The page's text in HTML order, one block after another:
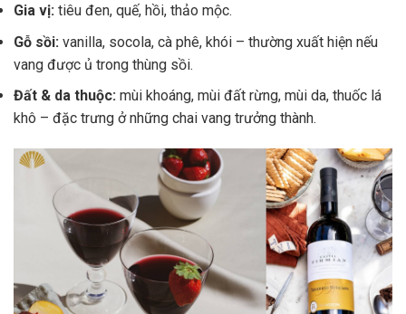
Gia vị: tiêu đen, quế, hồi, thảo mộc.
Gỗ sồi: vanilla, socola, cà phê, khói – thường xuất hiện nếu
vang được ủ trong thùng sồi.
Đất & da thuộc: mùi khoáng, mùi đất rừng, mùi da, thuốc lá
khô – đặc trưng ở những chai vang trưởng thành.